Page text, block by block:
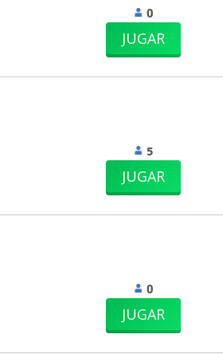
0
JUGAR
5
JUGAR
0
JUGAR